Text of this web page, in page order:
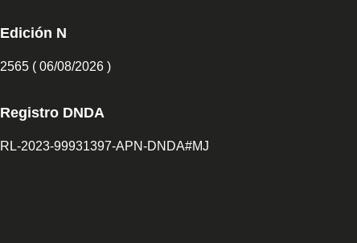
Edición N
2565 ( 06/08/2026 )
Registro DNDA
RL-2023-99931397-APN-DNDA#MJ